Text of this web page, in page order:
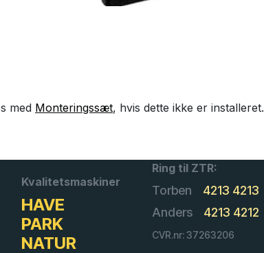
med Monteringssæt, hvis dette ikke er installeret.
Kvalitetsmaskiner
HAVE
PARK
NATUR
Ring til ZTR:
Torben
4213 4213
Anders
4213 4212
CVR.nr: 37263206